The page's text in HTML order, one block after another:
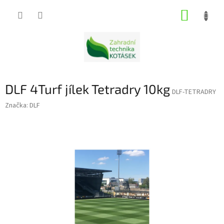
DLF 4Turf jílek Tetradry 10kg DLF-TETRADRY
Značka: DLF